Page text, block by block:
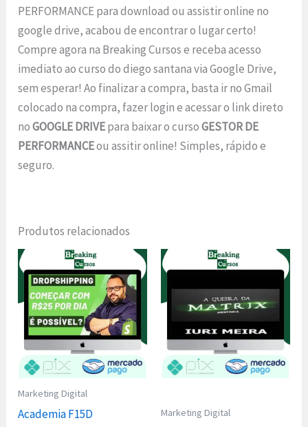
PERFORMANCE para download ou assistir online no
google drive, acabou de encontrar o lugar certo!
Compre agora na Breaking Cursos e receba acesso
imediato ao curso do diego santana via Google Drive,
sem esperar! Ao finalizar a compra, basta ir no Gmail
colocado na compra, fazer login e acessar o link direto
noGOOGLE DRIVEpara baixar o cursoGESTOR DE
PERFORMANCEou assitir online! Simples, rápido e
seguro.
Produtos relacionados
Marketing Digital
Academia F15D
Marketing Digital